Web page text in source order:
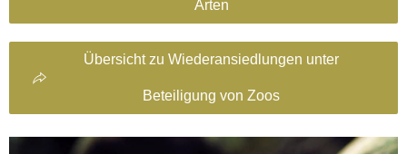
Arten
Übersicht zu Wiederansiedlungen unter
Beteiligung von Zoos